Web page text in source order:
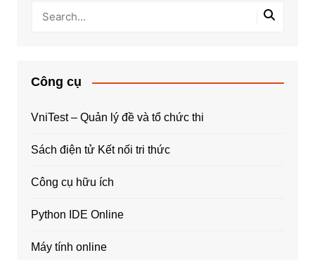
Công cụ
VniTest – Quản lý đề và tổ chức thi
Sách điện tử Kết nối tri thức
Công cụ hữu ích
Python IDE Online
Máy tính online